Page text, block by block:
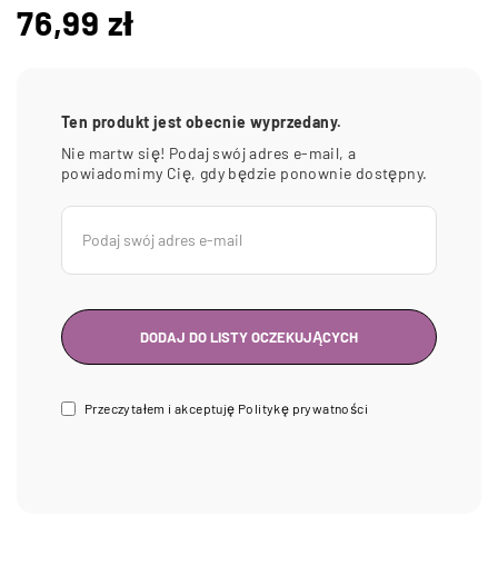
76,99 zł
Ten produkt jest obecnie wyprzedany.
Nie martw się! Podaj swój adres e-mail, a
powiadomimy Cię, gdy będzie ponownie dostępny.
Przeczytałem i akceptuję Politykę prywatności